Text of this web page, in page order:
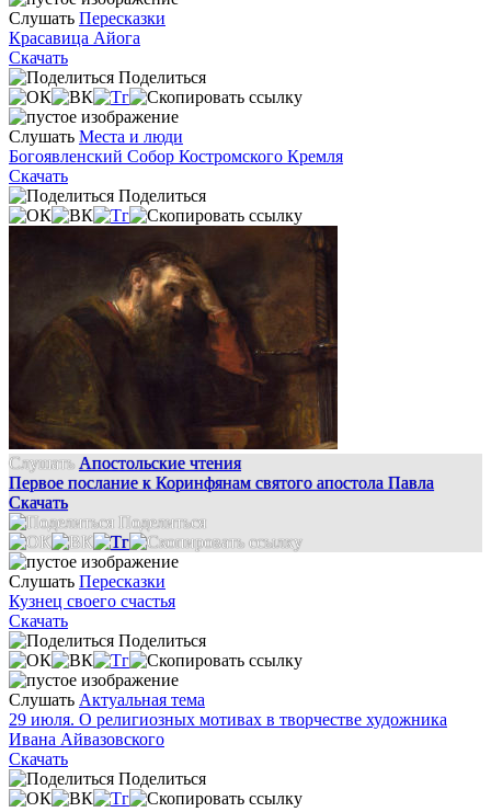
Слушать Пересказки
Красавица Айога
Скачать
Поделиться
Слушать Места и люди
Богоявленский Собор Костромского Кремля
Скачать
Поделиться
Слушать Апостольские чтения
Первое послание к Коринфянам святого апостола Павла
Скачать
Поделиться
Слушать Пересказки
Кузнец своего счастья
Скачать
Поделиться
Слушать Актуальная тема
29 июля. О религиозных мотивах в творчестве художника
Ивана Айвазовского
Скачать
Поделиться